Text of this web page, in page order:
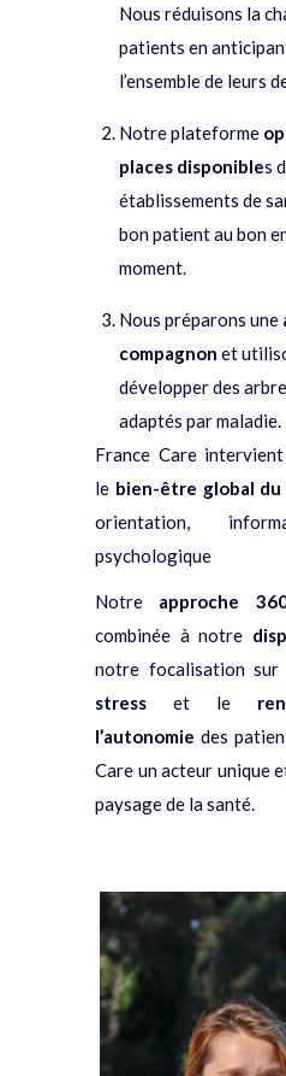
Nous réduisons la
patients en
l’ensemble de leurs
Notre plateforme
places disponibles
établissements de
bon patient au bon
moment.
Nous préparons une
compagnon et
développer des
adaptés par maladie.
France Care
le bien-être global
orientation,
psychologique
Notre approche
combinée à notre
notre focalisation sur
stress et le
l’autonomie des
Care un acteur unique
paysage de la santé.